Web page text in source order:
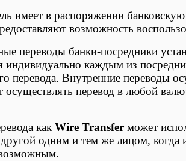
имеет в распоряжении
возможность
переводы банки-посредники
индивидуально каждым из
перевода. Внутренние переводы
осуществлять перевод в любой
как Wire Transfer может
другой одним и тем же лицом,
возможным.